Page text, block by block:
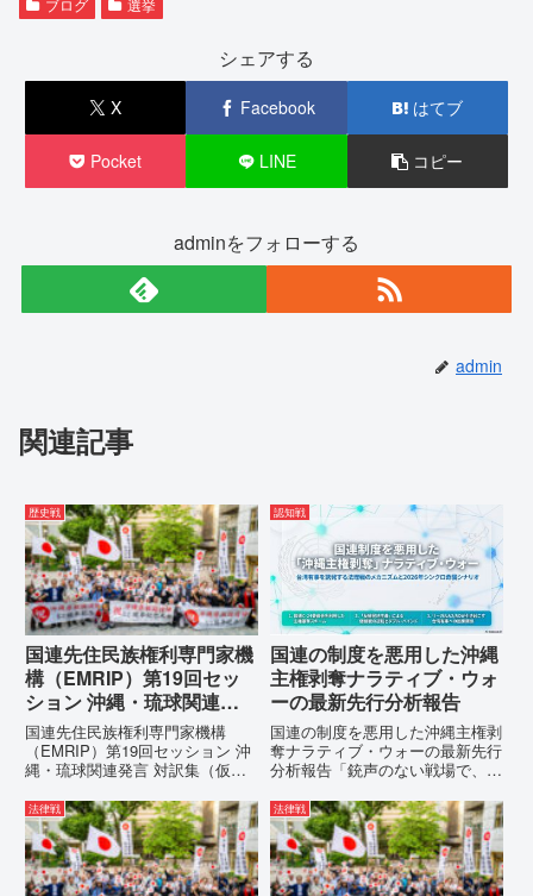
ブログ 選挙
シェアする
X Facebook はてブ
Pocket LINE コピー
adminをフォローする
admin
関連記事
歴史戦
国連先住民族権利専門家機
構（EMRIP）第19回セッ
ション 沖縄・琉球関連発
言 対訳集（仮訳）
国連先住民族権利専門家機構
（EMRIP）第19回セッション 沖
縄・琉球関連発言 対訳集（仮
（EMRIP）の各会合において行
われた、沖縄・琉球の先住民族指
定、PFAS（有機フッ素化合物）
問題、米軍基地、伝統文化（...
認知戦
国連の制度を悪用した沖縄
主権剥奪ナラティブ・ウォ
ーの最新先行分析報告
国連の制度を悪用した沖縄主権剥
奪ナラティブ・ウォーの最新先行
分析報告「銃声のない戦場で、日
いる。」現代の戦争は、ミサイル
が飛来する以前に始まっていま
す。国連という国際的な舞台で、
巧妙な「言説（ナラティブ）」が
張...
法律戦 法律戦